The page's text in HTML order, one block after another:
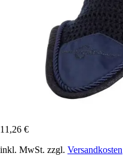
11,26 €
inkl. MwSt. zzgl. Versandkosten